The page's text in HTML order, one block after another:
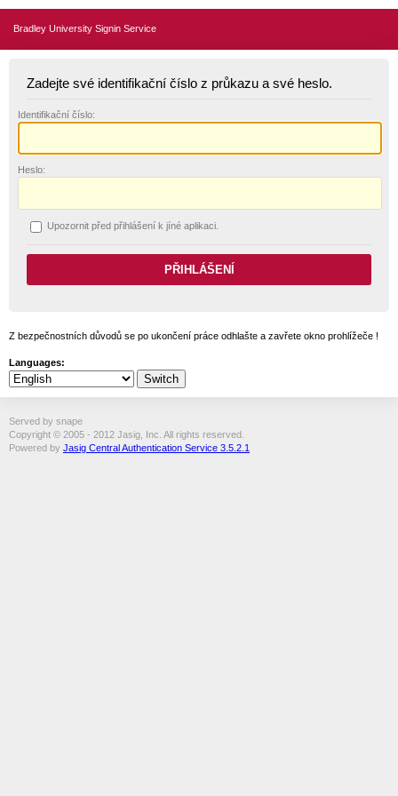
Bradley University Signin Service
Zadejte své identifikační číslo z průkazu a své heslo.
Identifikační číslo:
Heslo:
Upozornit před přihlášení k jíné aplikaci.
Z bezpečnostních důvodů se po ukončení práce odhlašte a zavřete okno prohlížeče !
Languages:
Served by snape
Copyright © 2005 - 2012 Jasig, Inc. All rights reserved.
Powered by Jasig Central Authentication Service 3.5.2.1